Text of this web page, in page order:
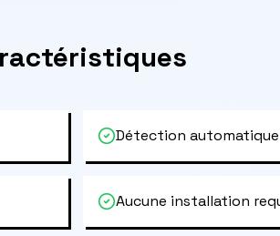
Détection
Aucune installation